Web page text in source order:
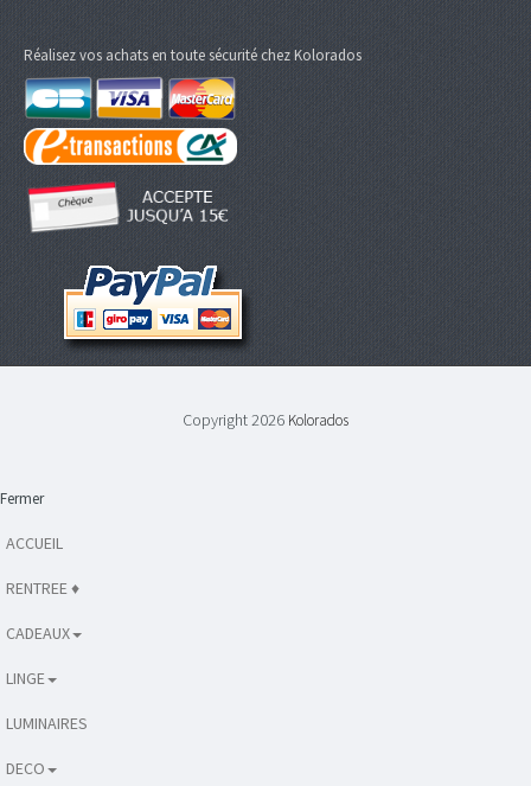
Réalisez vos achats en toute sécurité chez Kolorados
Copyright 2026 Kolorados
Fermer
ACCUEIL
RENTREE ♦
CADEAUX
LINGE
LUMINAIRES
DECO